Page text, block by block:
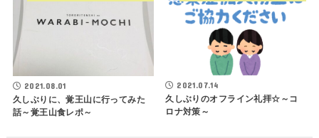
2021.08.01
久しぶりに、覚王山に行ってみた
話～覚王山食レポ～
2021.07.14
久しぶりのオフライン礼拝☆～コ
ロナ対策～